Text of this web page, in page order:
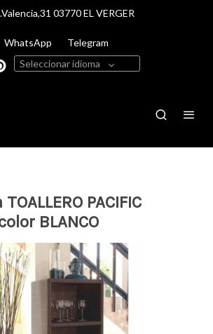
03770 EL VERGER
WhatsApp
Telegram
Seleccionar idioma
PACIFIC
BLANCO